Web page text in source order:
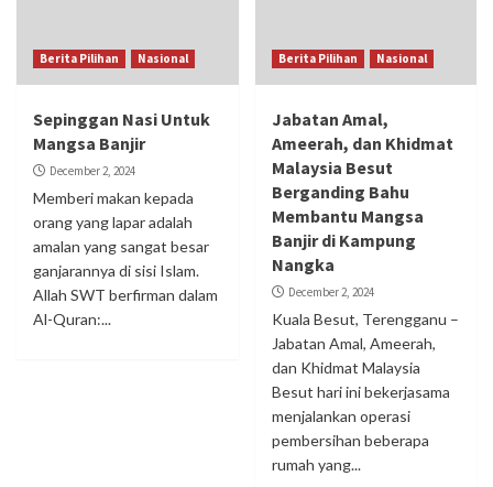
Berita Pilihan Nasional
Sepinggan Nasi Untuk
Mangsa Banjir
December 2, 2024
Memberi makan kepada
orang yang lapar adalah
amalan yang sangat besar
ganjarannya di sisi Islam.
Allah SWT berfirman dalam
Al-Quran:...
Berita Pilihan Nasional
Jabatan Amal,
Ameerah, dan Khidmat
Malaysia Besut
Berganding Bahu
Membantu Mangsa
Banjir di Kampung
Nangka
December 2, 2024
Kuala Besut, Terengganu –
Jabatan Amal, Ameerah,
dan Khidmat Malaysia
Besut hari ini bekerjasama
menjalankan operasi
pembersihan beberapa
rumah yang...